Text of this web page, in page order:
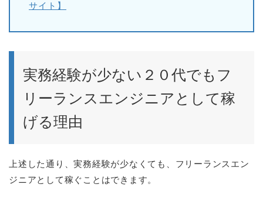
サイト】
実務経験が少ない２０代でもフ
リーランスエンジニアとして稼
げる理由
上述した通り、実務経験が少なくても、フリーランスエン
ジニアとして稼ぐことはできます。